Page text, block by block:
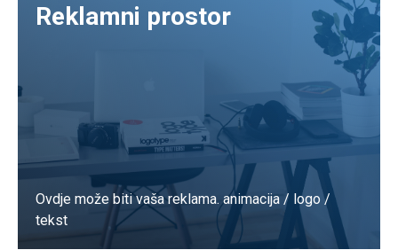
Reklamni prostor
Ovdje može biti vaša reklama. animacija / logo /
tekst